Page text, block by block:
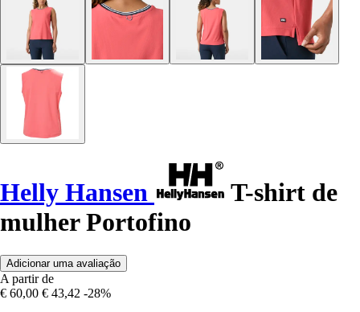
Helly Hansen
T-shirt de
mulher Portofino
Adicionar uma avaliação
A partir de
€ 60,00 € 43,42 -28%